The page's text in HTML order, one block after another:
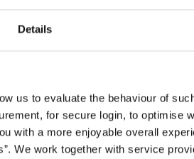
Details
us to evaluate the behaviour of
for secure login, to optimise
with a more enjoyable overall
We work together with service